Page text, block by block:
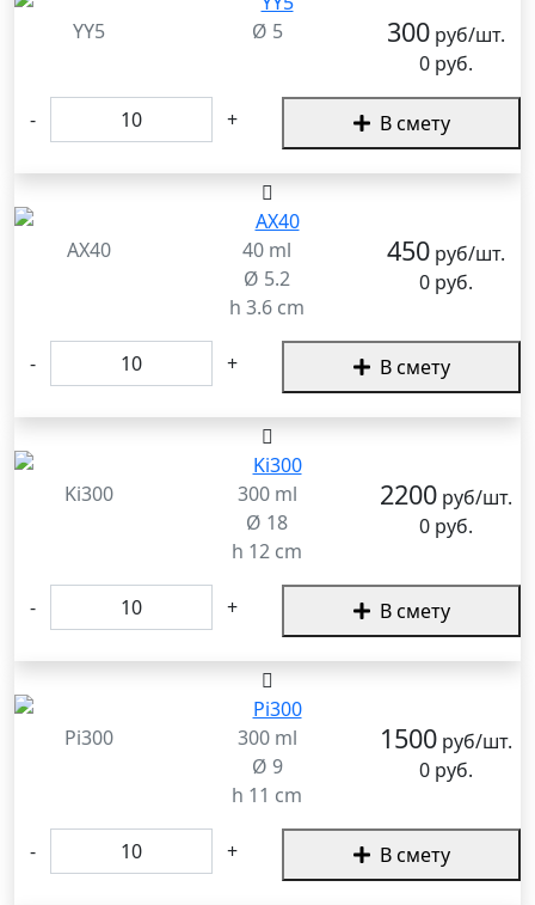
YY5 Ø 5 300руб/шт.
0 руб.
- + В смету
AX40
40 ml
Ø 5.2
h 3.6 cm
450руб/шт.
0 руб.
- + В смету
Ki300
300 ml
Ø 18
h 12 cm
2200руб/шт.
0 руб.
- + В смету
Pi300
300 ml
Ø 9
h 11 cm
1500руб/шт.
0 руб.
- + В смету